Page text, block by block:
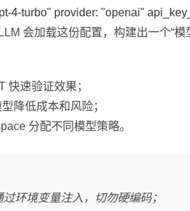
4-turbo" provider: "openai"
会加载这份配置，构建出一个“
快速验证效果；
降低成本和风险；
分配不同模型策略。
环境变量注入，切勿硬编码；